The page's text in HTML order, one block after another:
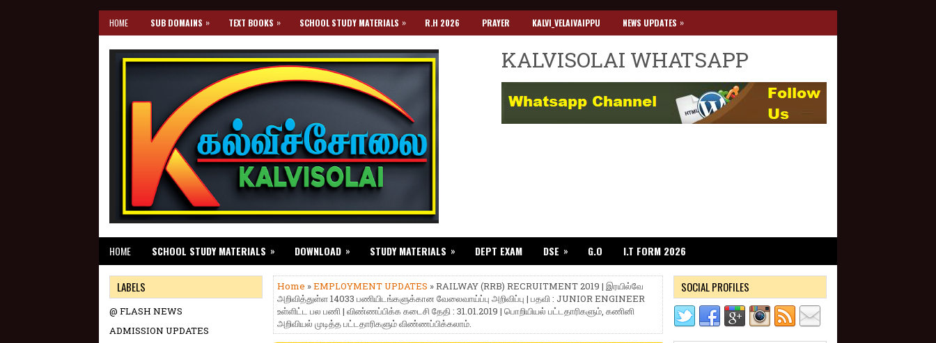
HOME SUB DOMAINS » TEXT BOOKS » SCHOOL STUDY MATERIALS » R.H 2026 PRAYER KALVI_VELAIVAIPPU NEWS UPDATES »
KALVISOLAI WHATSAPP
HOME SCHOOL STUDY MATERIALS » DOWNLOAD » STUDY MATERIALS » DEPT EXAM DSE » G.O I.T FORM 2026
Home »EMPLOYMENT UPDATES » RAILWAY (RRB) RECRUITMENT 2019 | இரயில்வே
அறிவித்துள்ள 14033 பணியிடங்களுக்கான வேலைவாய்ப்பு அறிவிப்பு | பதவி : JUNIOR ENGINEER
உள்ளிட்ட பல பணி | விண்ணப்பிக்க கடைசி தேதி : 31.01.2019 | பொறியியல் பட்டதாரிகளும், கணினி
அறிவியல் முடித்த பட்டதாரிகளும் விண்ணப்பிக்கலாம்.
LABELS
@ FLASH NEWS
ADMISSION UPDATES
SOCIAL PROFILES